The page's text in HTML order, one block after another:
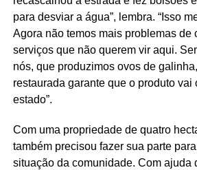
para desviar a água”, lembra. “Isso
Agora não temos mais problemas de
serviços que não querem vir aqui.
nós, que produzimos ovos de
restaurada garante que o produto vai
estado”.
Com uma propriedade de quatro
também precisou fazer sua parte
situação da comunidade. Com ajuda